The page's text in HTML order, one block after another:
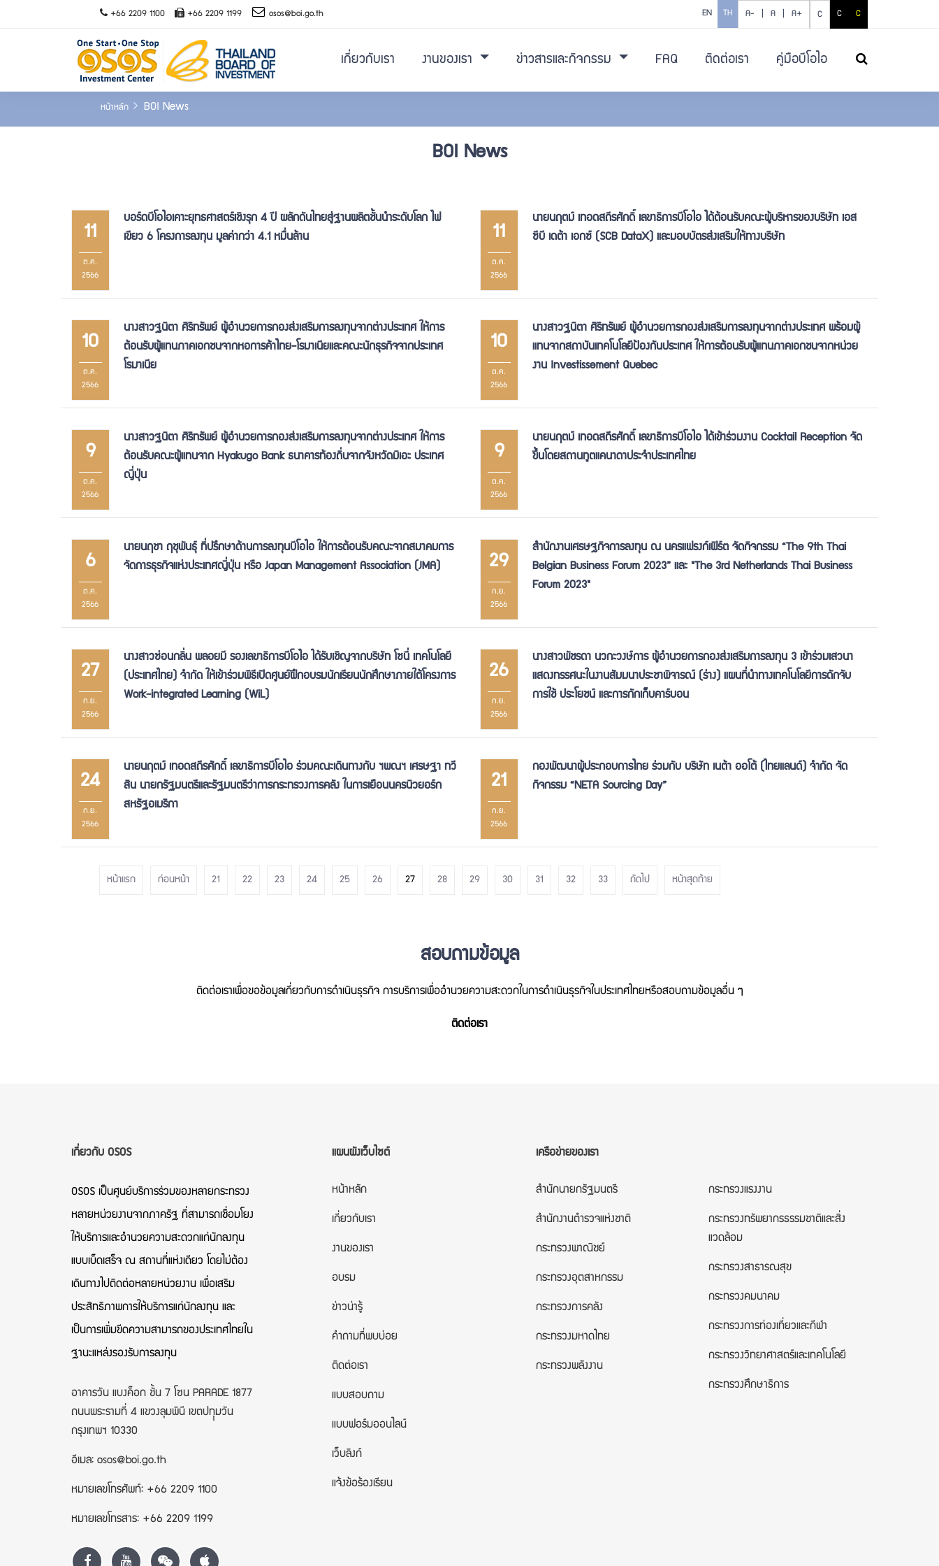
+66 2209 1100 +66 2209 1199 osos@boi.go.th EN TH A- | A | A+ C C C
เกี่ยวกับเรา งานของเรา ข่าวสารและกิจกรรม FAQ ติดต่อเรา คู่มือบีโอไอ
ค้นหา
หน้าหลัก BOI News
BOI News
11
ต.ค.
2566
บอร์ดบีโอไอเคาะยุทธศาสตร์เชิงรุก 4 ปี ผลักดันไทยสู่ฐานผลิตชั้นนำระดับโลก ไฟ
เขียว 6 โครงการลงทุน มูลค่ากว่า 4.1 หมื่นล้าน
11
ต.ค.
2566
นายนฤตม์ เทอดสถีรศักดิ์ เลขาธิการบีโอไอ ได้ต้อนรับคณะผู้บริหารของบริษัท เอส
ซีบี เดต้า เอกซ์ (SCB DataX) และมอบบัตรส่งเสริมให้ทางบริษัท
10
ต.ค.
2566
นางสาวฐนิตา ศิริทรัพย์ ผู้อำนวยการกองส่งเสริมการลงทุนจากต่างประเทศ ให้การ
ต้อนรับผู้แทนภาคเอกชนจากหอการค้าไทย-โรมาเนียและคณะนักธุรกิจจากประเทศ
โรมาเนีย
10
ต.ค.
2566
นางสาวฐนิตา ศิริทรัพย์ ผู้อำนวยการกองส่งเสริมการลงทุนจากต่างประเทศ พร้อมผู้
แทนจากสถาบันเทคโนโลยีป้องกันประเทศ ให้การต้อนรับผู้แทนภาคเอกชนจากหน่วย
งาน Investissement Quebec
9
ต.ค.
2566
นางสาวฐนิตา ศิริทรัพย์ ผู้อำนวยการกองส่งเสริมการลงทุนจากต่างประเทศ ให้การ
ต้อนรับคณะผู้แทนจาก Hyakugo Bank ธนาคารท้องถิ่นจากจังหวัดมิเอะ ประเทศ
ญี่ปุ่น
9
ต.ค.
2566
นายนฤตม์ เทอดสถีรศักดิ์ เลขาธิการบีโอไอ ได้เข้าร่วมงาน Cocktail Reception จัด
ขึ้นโดยสถานทูตแคนาดาประจำประเทศไทย
6
ต.ค.
2566
นายนฤชา ฤชุพันธุ์ ที่ปรึกษาด้านการลงทุนบีโอไอ ให้การต้อนรับคณะจากสมาคมการ
จัดการธุรกิจแห่งประเทศญี่ปุ่น หรือ Japan Management Association (JMA)
29
ก.ย.
2566
สำนักงานเศรษฐกิจการลงทุน ณ นครแฟรงก์เฟิร์ต จัดกิจกรรม “The 9th Thai
Belgian Business Forum 2023” และ "The 3rd Netherlands Thai Business
Forum 2023"
27
ก.ย.
2566
นางสาวซ่อนกลิ่น พลอยมี รองเลขาธิการบีโอไอ ได้รับเชิญจากบริษัท โซนี่ เทคโนโลยี
(ประเทศไทย) จำกัด ให้เข้าร่วมพิธีเปิดศูนย์ฝึกอบรมนักเรียนนักศึกษาภายใต้โครงการ
Work-integrated Learning (WiL)
26
ก.ย.
2566
นางสาวพัชรดา นวกะวงษ์การ ผู้อำนวยการกองส่งเสริมการลงทุน 3 เข้าร่วมเสวนา
แสดงทรรศนะในงานสัมมนาประชาพิจารณ์ (ร่าง) แผนที่นำทางเทคโนโลยีการดักจับ
การใช้ ประโยชน์ และการกักเก็บคาร์บอน
24
ก.ย.
2566
นายนฤตม์ เทอดสถีรศักดิ์ เลขาธิการบีโอไอ ร่วมคณะเดินทางกับ ฯพณฯ เศรษฐา ทวี
สิน นายกรัฐมนตรีและรัฐมนตรีว่าการกระทรวงการคลัง ในการเยือนนครนิวยอร์ก
สหรัฐอเมริกา
21
ก.ย.
2566
กองพัฒนาผู้ประกอบการไทย ร่วมกับ บริษัท เนต้า ออโต้ (ไทยแลนด์) จำกัด จัด
กิจกรรม “NETA Sourcing Day”
หน้าแรก ก่อนหน้า 21 22 23 24 25 26 27 28 29 30 31 32 33 ถัดไป หน้าสุดท้าย
สอบถามข้อมูล
ติดต่อเราเพื่อขอข้อมูลเกี่ยวกับการดำเนินธุรกิจ การบริการเพื่ออำนวยความสะดวกในการดำเนินธุรกิจในประเทศไทยหรือสอบถามข้อมูลอื่น ๆ
ติดต่อเรา
เกี่ยวกับ OSOS
OSOS เป็นศูนย์บริการร่วมของหลายกระทรวง
หลายหน่วยงานจากภาครัฐ ที่สามารถเชื่อมโยง
ให้บริการและอำนวยความสะดวกแก่นักลงทุน
แบบเบ็ดเสร็จ ณ สถานที่แห่งเดียว โดยไม่ต้อง
เดินทางไปติดต่อหลายหน่วยงาน เพื่อเสริม
ประสิทธิภาพการให้บริการแก่นักลงทุน และ
เป็นการเพิ่มขีดความสามารถของประเทศไทยใน
ฐานะแหล่งรองรับการลงทุน
อาคารวัน แบงค็อก ชั้น 7 โซน PARADE 1877
ถนนพระรามที่ 4 แขวงลุมพินี เขตปทุุมวัน
กรุงเทพฯ 10330
อีเมล: osos@boi.go.th
หมายเลขโทรศัพท์: +66 2209 1100
หมายเลขโทรสาร: +66 2209 1199
แผนผังเว็บไซต์
หน้าหลัก
เกี่ยวกับเรา
งานของเรา
อบรม
ข่าวน่ารู้
คำถามที่พบบ่อย
ติดต่อเรา
แบบสอบถาม
แบบฟอร์มออนไลน์
เว็บลิงก์
แจ้งข้อร้องเรียน
เครือข่ายของเรา
สำนักนายกรัฐมนตรี
สำนักงานตำรวจแห่งชาติ
กระทรวงพาณิชย์
กระทรวงอุตสาหกรรม
กระทรวงการคลัง
กระทรวงมหาดไทย
กระทรวงพลังงาน
กระทรวงแรงงาน
กระทรวงทรัพยากรธรรมชาติและสิ่ง
แวดล้อม
กระทรวงสาธารณสุข
กระทรวงคมนาคม
กระทรวงการท่องเที่ยวและกีฬา
กระทรวงวิทยาศาสตร์และเทคโนโลยี
กระทรวงศึกษาธิการ